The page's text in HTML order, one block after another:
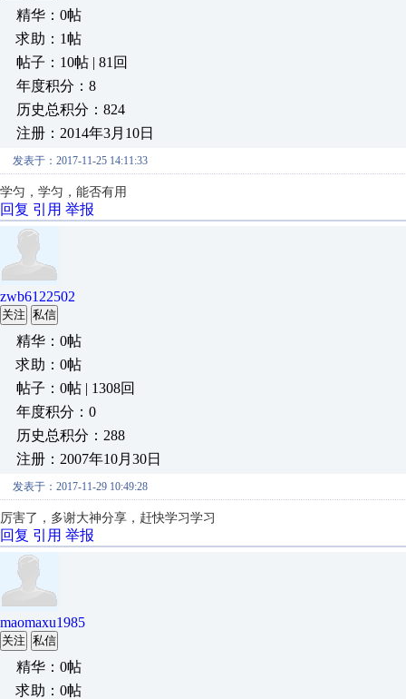
精华：0帖
求助：1帖
帖子：10帖 | 81回
年度积分：8
历史总积分：824
注册：2014年3月10日
发表于：2017-11-25 14:11:33
学匀，学匀，能否有用
回复 引用 举报
zwb6122502
关注 私信
精华：0帖
求助：0帖
帖子：0帖 | 1308回
年度积分：0
历史总积分：288
注册：2007年10月30日
发表于：2017-11-29 10:49:28
厉害了，多谢大神分享，赶快学习学习
回复 引用 举报
maomaxu1985
关注 私信
精华：0帖
求助：0帖